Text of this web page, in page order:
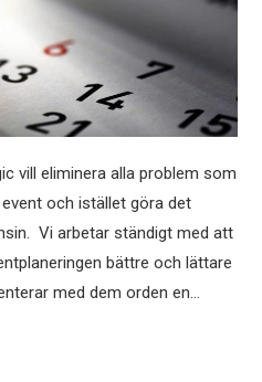
vill eliminera alla problem som
och istället göra det
Vi arbetar ständigt med att
bättre och lättare
med dem orden en…